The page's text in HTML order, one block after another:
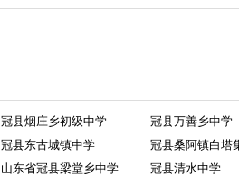
冠县烟庄乡初级中学
冠县万善乡中学
冠县东古城镇中学
冠县桑阿镇白塔
山东省冠县梁堂乡中学
冠县清水中学